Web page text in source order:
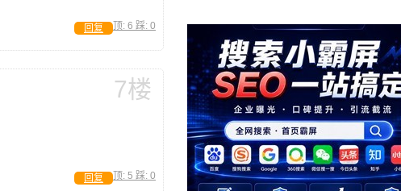
顶: 6 踩: 0
回复
7楼
顶: 5 踩: 0
回复